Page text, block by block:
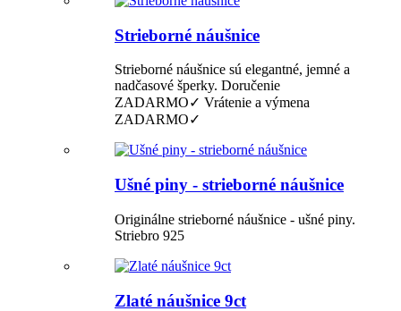
Strieborné náušnice
Strieborné náušnice sú elegantné, jemné a
nadčasové šperky. Doručenie
ZADARMO✓ Vrátenie a výmena
ZADARMO✓
Ušné piny - strieborné náušnice
Originálne strieborné náušnice - ušné piny.
Striebro 925
Zlaté náušnice 9ct